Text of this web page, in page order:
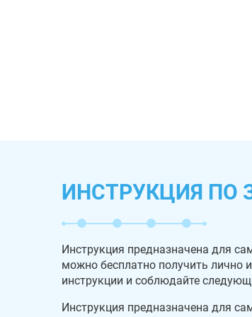
ИНСТРУКЦИЯ ПО
Инструкция предназначена для
можно бесплатно получить лично
инструкции и соблюдайте
Инструкция предназначена для